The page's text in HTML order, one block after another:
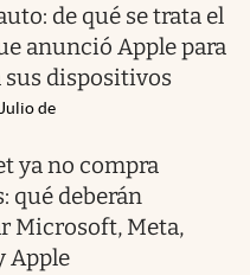
de qué se trata el
anunció Apple para
sus dispositivos
de
ya no compra
qué deberán
Microsoft, Meta,
Apple